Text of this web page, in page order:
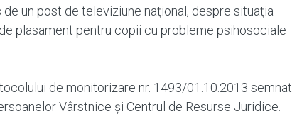
un post de televiziune naţional, despre situaţia
plasament pentru copii cu probleme psihosociale
de monitorizare nr. 1493/01.10.2013 semnat
Vârstnice şi Centrul de Resurse Juridice.